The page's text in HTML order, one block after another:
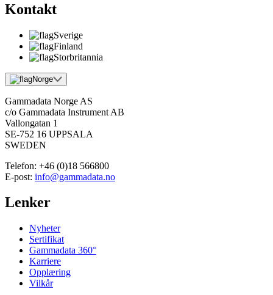
Kontakt
Sverige
Finland
Storbritannia
Norge
Gammadata Norge AS
c/o Gammadata Instrument AB
Vallongatan 1
SE-752 16 UPPSALA
SWEDEN
Telefon: +46 (0)18 566800
E-post: info@gammadata.no
Lenker
Nyheter
Sertifikat
Gammadata 360°
Karriere
Opplæring
Vilkår